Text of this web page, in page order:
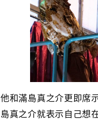
他和滿島真之介更即席
島真之介就表示自己想